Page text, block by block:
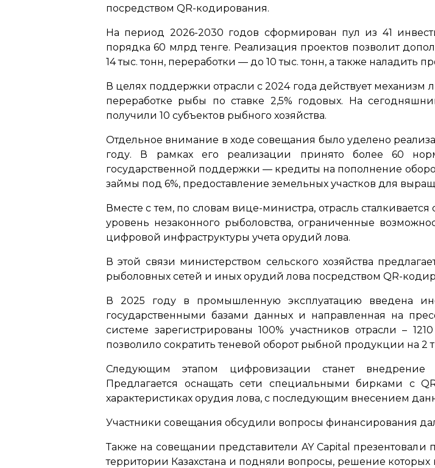
посредством QR-кодирования.
На период 2026-2030 годов сформирован пул из 41
порядка 60 млрд тенге. Реализация проектов позволит
14 тыс. тонн, переработки — до 10 тыс. тонн, а также наладить
В целях поддержки отрасли с 2024 года действует
переработке рыбы по ставке 2,5% годовых. На
получили 10 субъектов рыбного хозяйства.
Отдельное внимание в ходе совещания было уделено
году. В рамках его реализации принято более 60
государственной поддержки — кредиты на пополнение
займы под 6%, предоставление земельных участков для
Вместе с тем, по словам вице-министра, отрасль
уровень незаконного рыболовства, ограниченные
цифровой инфраструктуры учета орудий лова.
В этой связи министерством сельского хозяйства
рыболовных сетей и иных орудий лова посредством QR-
В 2025 году в промышленную эксплуатацию введена
государственными базами данных и направленная на
системе зарегистрированы 100% участников отрасли –
позволило сократить теневой оборот рыбной продукции на 2
Следующим этапом цифровизации станет внедрение
Предлагается оснащать сети специальными бирками с
характеристиках орудия лова, с последующим внесением
Участники совещания обсудили вопросы финансирования
Также на совещании представители AY Capital
территории Казахстана и подняли вопросы, решение